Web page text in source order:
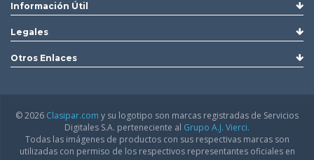
Información Útil
Legales
Otros Enlaces
© 2026 Clasipar.com y su logotipo son marcas registradas de Servicios
Digitales S.A. perteneciente al Grupo A.J. Vierci.
Todas las imágenes de productos con sus respectivas marcas son
utilizadas con permiso de los respectivos representantes oficiales en